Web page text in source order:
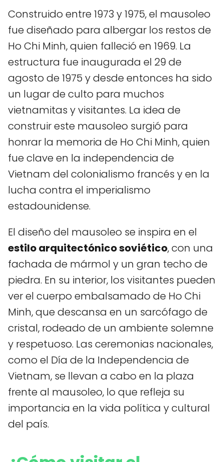
Construido entre 1973 y 1975, el mausoleo
fue diseñado para albergar los restos de
Ho Chi Minh, quien falleció en 1969. La
estructura fue inaugurada el 29 de
agosto de 1975 y desde entonces ha sido
un lugar de culto para muchos
vietnamitas y visitantes. La idea de
construir este mausoleo surgió para
honrar la memoria de Ho Chi Minh, quien
fue clave en la independencia de
Vietnam del colonialismo francés y en la
lucha contra el imperialismo
estadounidense.
El diseño del mausoleo se inspira en el
estilo arquitectónico soviético, con una
fachada de mármol y un gran techo de
piedra. En su interior, los visitantes pueden
ver el cuerpo embalsamado de Ho Chi
Minh, que descansa en un sarcófago de
cristal, rodeado de un ambiente solemne
y respetuoso. Las ceremonias nacionales,
como el Día de la Independencia de
Vietnam, se llevan a cabo en la plaza
frente al mausoleo, lo que refleja su
importancia en la vida política y cultural
del país.